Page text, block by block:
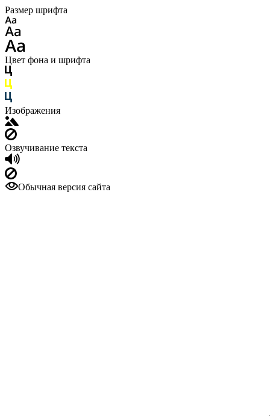
Размер шрифта
Цвет фона и шрифта
Изображения
Озвучивание текста
Обычная версия сайта